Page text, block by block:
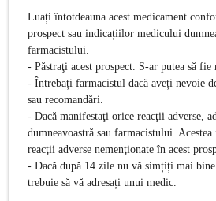
Luați întotdeauna acest medicament
prospect sau indicațiilor medicului
farmacistului.
- Păstraţi acest prospect. S-ar putea să
- Întrebați farmacistul dacă aveți nevoie
sau recomandări.
- Dacă manifestaţi orice reacţii adverse,
dumneavoastră sau farmacistului.
reacţii adverse nemenţionate în acest
- Dacă după 14 zile nu vă simțiți mai
trebuie să vă adresați unui medic.